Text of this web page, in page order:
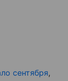
сентября,